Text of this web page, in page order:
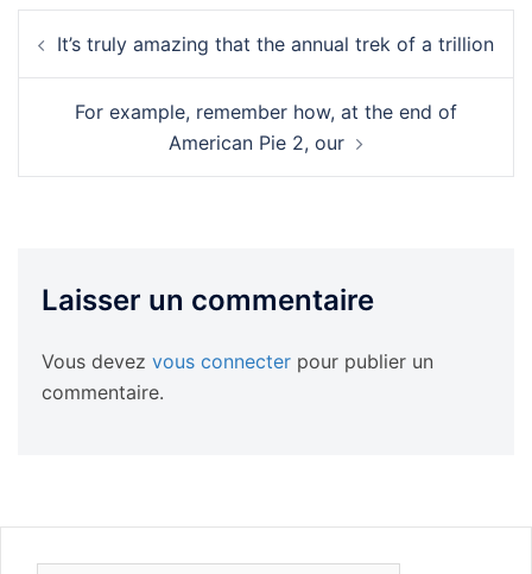
d’article
It’s truly amazing that the annual trek of a trillion
For example, remember how, at the end of
American Pie 2, our
Laisser un commentaire
Vous devez vous connecter pour publier un
commentaire.